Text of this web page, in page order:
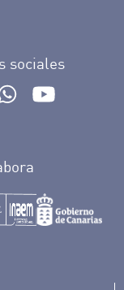
sociales
de Tenerife en
de Auditorio de
perfil de Auditorio
Ir al BoletínIr al perfil